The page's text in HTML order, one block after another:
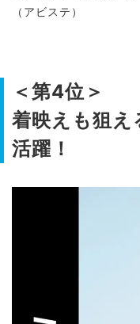
（アビステ）
＜第4位＞
着映えも狙え
活躍！